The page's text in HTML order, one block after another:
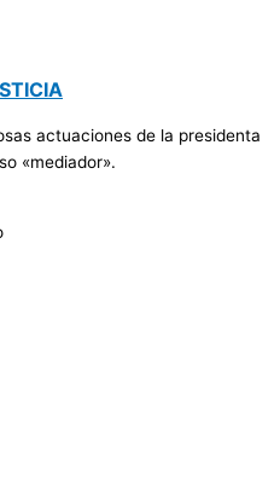
actuaciones de la presidenta
«mediador».